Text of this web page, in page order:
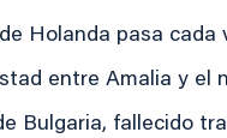
Holanda pasa cada
entre Amalia y el
Bulgaria, fallecido